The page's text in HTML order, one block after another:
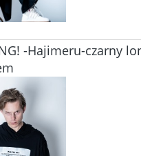
-Hajimeru-czarny